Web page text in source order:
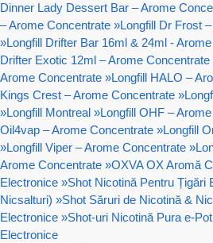
Dinner Lady Dessert Bar – Arome
– Arome Concentrate »Longfill Dr Frost
»Longfill Drifter Bar 16ml & 24ml -
Drifter Exotic 12ml – Arome Concentrate
Arome Concentrate »Longfill HALO –
Kings Crest – Arome Concentrate »
»Longfill Montreal »Longfill OHF –
Oil4vap – Arome Concentrate »Longfill
»Longfill Viper – Arome Concentrate »
Arome Concentrate »OXVA OX Aromă
Electronice »Shot Nicotină Pentru Țigări
Nicsalturi) »Shot Săruri de Nicotină &
Electronice »Shot-uri Nicotină Pura e-
Electronice